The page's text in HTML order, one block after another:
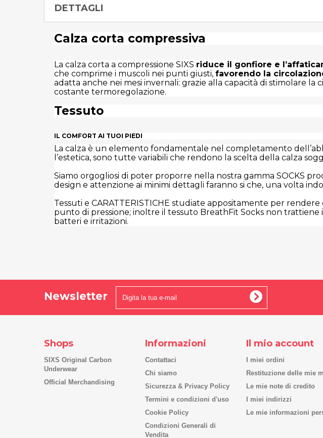
DETTAGLI
Calza corta compressiva
La calza corta a compressione SIXS riduce il gonfiore e
che comprime i muscoli nei punti giusti, favorendo la
adatta anche nei mesi invernali: grazie alla capacità di stimolare
costante termoregolazione.
Tessuto
IL COMFORT AI TUOI PIEDI
La calza è un elemento fondamentale nel completamento
l’estetica, sono tutte variabili che rendono la scelta della calza
Siamo orgogliosi di poter proporre nella nostra gamma SOCKS
design e attenzione ai minimi dettagli faranno si che, una volta
Tessuti e CARATTERISTICHE studiate appositamente per
punto di pressione; inoltre il tessuto BreathFit Socks non
batteri e irritazioni.
Newsletter
Shops
SIXS Original Carbon
Underwear
Official Merchandising
Informazioni
Contattaci
Chi siamo
Sicurezza & Privacy Policy
Termini e condizioni d'uso
Cookie Policy
Condizioni Generali di
Vendita
Il mio account
I miei ordini
Restituzione delle mie
Le mie note di credito
I miei indirizzi
Le mie informazioni